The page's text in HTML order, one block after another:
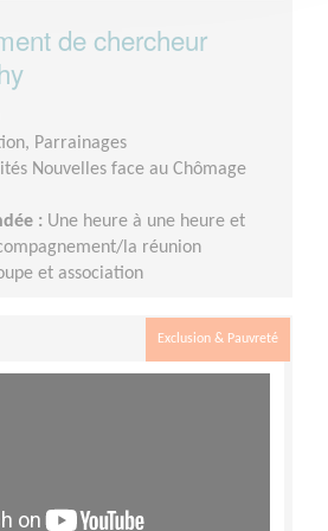
de chercheur
Parrainages
Nouvelles face au Chômage
: Une heure à une heure et
la réunion
et association
Exclusion & Pauvreté